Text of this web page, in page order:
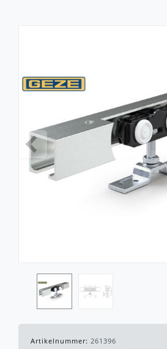
Artikelnummer: 261396